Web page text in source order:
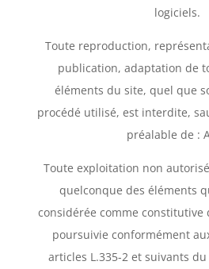
logiciels.
Toute reproduction,
publication, adaptation de
éléments du site, quel que
procédé utilisé, est interdite,
préalable de :
Toute exploitation non
quelconque des éléments
considérée comme constitutive
poursuivie conformément
articles L.335-2 et suivants